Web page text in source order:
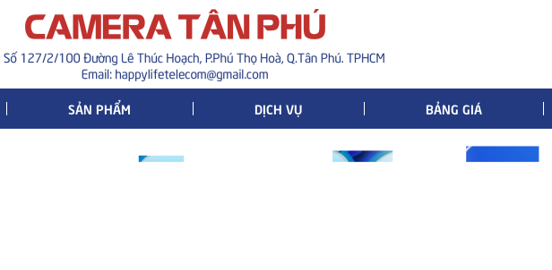
SẢN PHẨM DỊCH VỤ BẢNG GIÁ